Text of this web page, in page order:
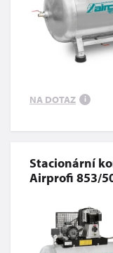
NA DOTAZ i
Stacionární
Airprofi 853/